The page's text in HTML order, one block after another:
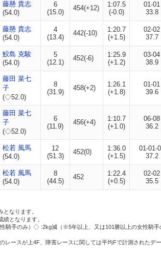
藤懸 貴志
(54.0)
6
(15.0)
454(+12)
1:07.5
(-0.0)
01-01
33.8
藤懸 貴志
(54.0)
4
(13.4)
442(-10)
1:20.7
(+1.5)
02-02
37.7
鮫島 克駿
(54.0)
5
(12.1)
452(-6)
1:25.9
(+1.2)
03-04
38.9
藤田 菜七
子
(◇52.0)
8
(31.9)
458(+2)
1:26.1
(+1.8)
01-01
39.6
藤田 菜七
子
(◇52.0)
6
(11.9)
456(+4)
1:10.7
(+1.0)
06-08
36.2
松若 風馬
(54.0)
12
(51.3)
452(0)
1:36.0
(+1.5)
01-01-
37.2
松若 風馬
(54.0)
8
(44.5)
452
1:22.4
(+0.5)
02-02
35.5
なります。
となります。
騎手のみ）
:2kg減（※5年以上、又は101勝以上の女性騎手
ースが上4F、障害レースに関しては平均Fで計測されたデ